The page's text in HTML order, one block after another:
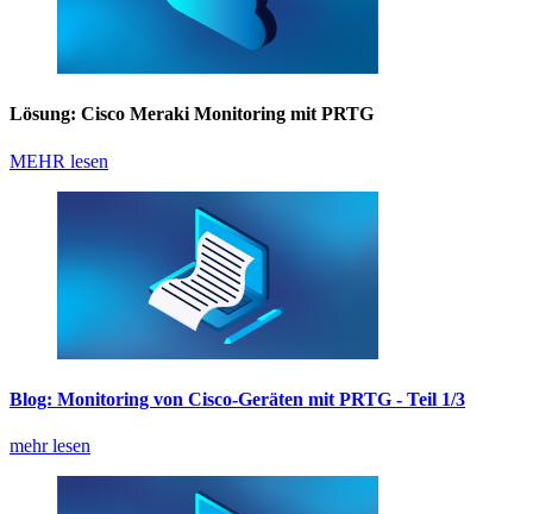
Lösung: Cisco Meraki Monitoring mit PRTG
MEHR lesen
Blog: Monitoring von Cisco-Geräten mit PRTG - Teil 1/3
mehr lesen